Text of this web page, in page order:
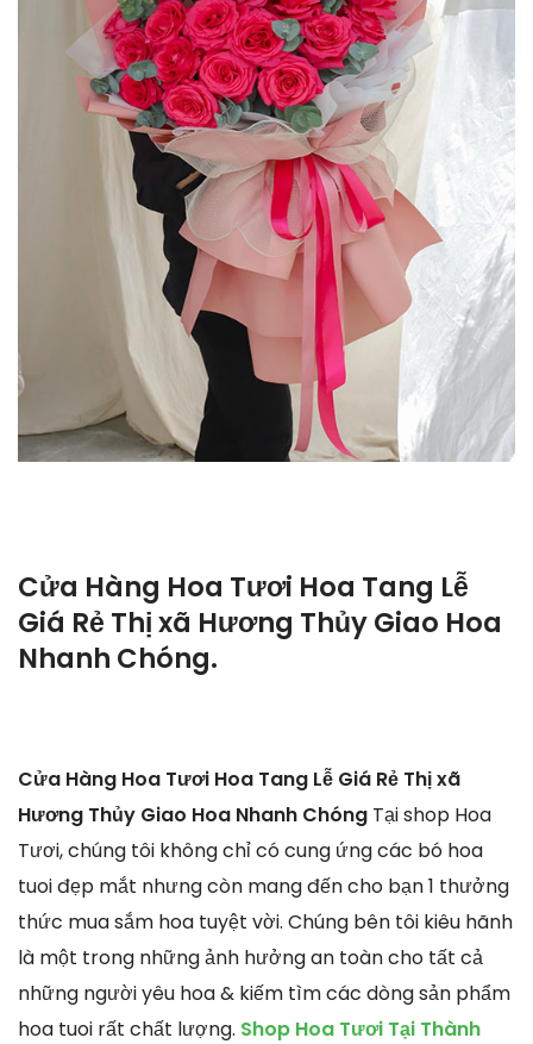
Cửa Hàng Hoa Tươi Hoa Tang Lễ
Giá Rẻ Thị xã Hương Thủy Giao Hoa
Nhanh Chóng.
Cửa Hàng Hoa Tươi Hoa Tang Lễ Giá Rẻ Thị xã
Hương Thủy Giao Hoa Nhanh Chóng Tại shop Hoa
Tươi, chúng tôi không chỉ có cung ứng các bó hoa
tuoi đẹp mắt nhưng còn mang đến cho bạn 1 thưởng
thức mua sắm hoa tuyệt vời. Chúng bên tôi kiêu hãnh
là một trong những ảnh hưởng an toàn cho tất cả
những người yêu hoa & kiếm tìm các dòng sản phẩm
hoa tuoi rất chất lượng. Shop Hoa Tươi Tại Thành